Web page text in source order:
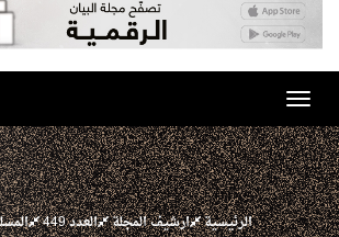
Toggle
navigation
الرئيسية ارشيف المجلة العدد 449